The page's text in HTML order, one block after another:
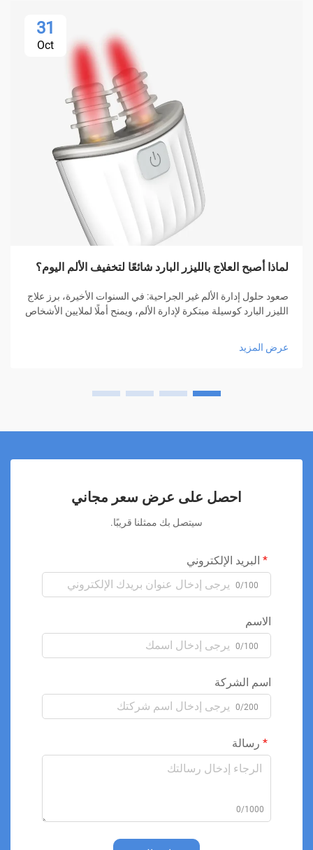
31
Oct
لماذا أصبح العلاج بالليزر البارد شائعًا لتخفيف الألم اليوم؟
صعود حلول إدارة الألم غير الجراحية: في السنوات الأخيرة، برز علاج
الليزر البارد كوسيلة مبتكرة لإدارة الألم، ويمنح أملًا لملايين الأشخاص
عرض المزيد
احصل على عرض سعر مجاني
سيتصل بك ممثلنا قريبًا.
البريد الإلكتروني
0/100
الاسم
0/100
اسم الشركة
0/200
رسالة
0/1000